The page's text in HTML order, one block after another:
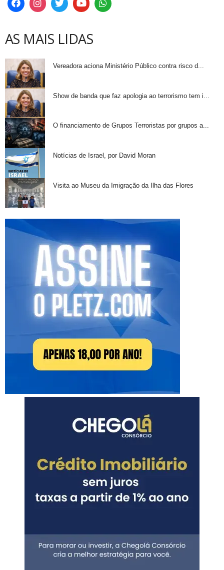
AS MAIS LIDAS
Vereadora aciona Ministério Público contra risco d...
Show de banda que faz apologia ao terrorismo tem i...
O financiamento de Grupos Terroristas por grupos a...
Notícias de Israel, por David Moran
Visita ao Museu da Imigração da Ilha das Flores